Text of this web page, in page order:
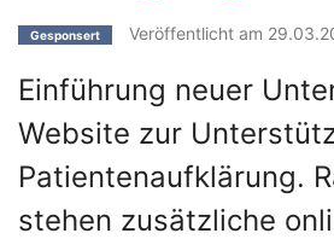
Gesponsert Veröffentlicht am
Einführung neuer
Website zur
Patientenaufklärung.
stehen zusätzliche